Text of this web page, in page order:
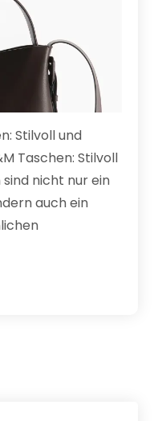
Stilvoll und
Taschen: Stilvoll
nicht nur ein
auch ein